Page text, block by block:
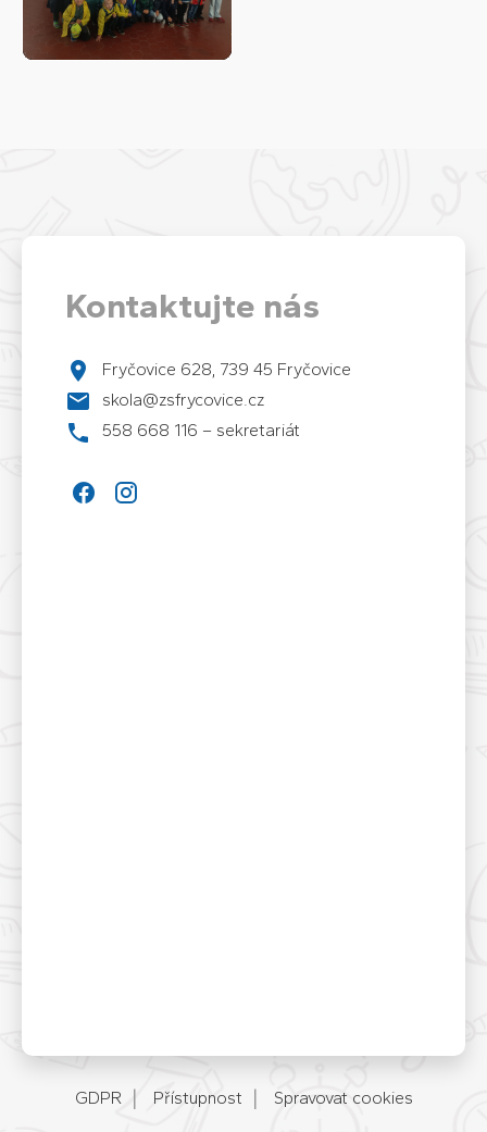
Kontaktujte nás
Fryčovice 628, 739 45 Fryčovice
skola@zsfrycovice.cz
558 668 116 – sekretariát
GDPR Přístupnost Spravovat cookies